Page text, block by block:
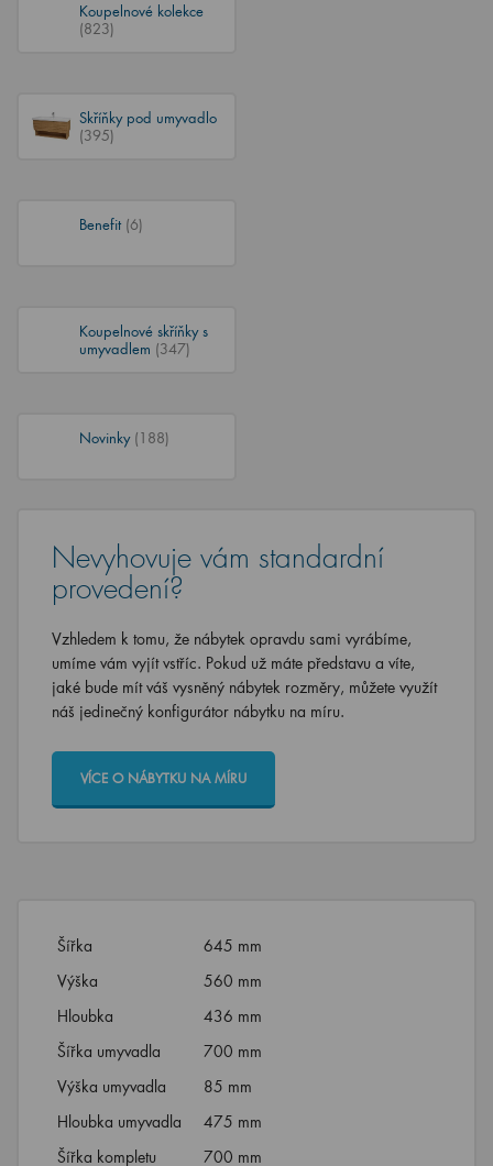
Koupelnové kolekce
(823)
Skříňky pod umyvadlo
(395)
Benefit (6)
Koupelnové skříňky s
umyvadlem (347)
Novinky (188)
Nevyhovuje vám standardní
provedení?
Vzhledem k tomu, že nábytek opravdu sami vyrábíme,
umíme vám vyjít vstříc. Pokud už máte představu a víte,
jaké bude mít váš vysněný nábytek rozměry, můžete využít
náš jedinečný konfigurátor nábytku na míru.
VÍCE O NÁBYTKU NA MÍRU
Šířka
645 mm
Výška
560 mm
Hloubka
436 mm
Šířka umyvadla
700 mm
Výška umyvadla
85 mm
Hloubka umyvadla
475 mm
Šířka kompletu
700 mm